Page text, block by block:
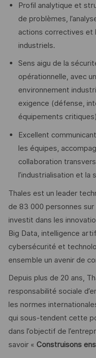
Profil analytique et
de problèmes,
actions correctives et
industriels.
Sens aigu de la
opérationnelle, avec
environnement
exigence (défense,
équipements
Excellent
les équipes,
collaboration
l’industrialisation et la
Thales est un leader
de 83 000 personnes
investit dans les
Big Data, intelligence
cybersécurité et
ensemble un avenir de
Depuis plus de 20 ans,
responsabilité sociale
les normes
qui sous-tendent cette
dans l’objectif de
savoir « Construisons